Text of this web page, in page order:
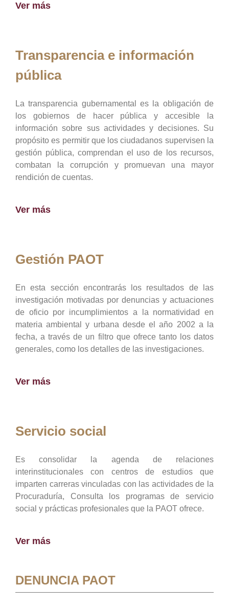
Ver más
Transparencia e información
pública
La transparencia gubernamental es la obligación de
los gobiernos de hacer pública y accesible la
información sobre sus actividades y decisiones. Su
propósito es permitir que los ciudadanos supervisen la
gestión pública, comprendan el uso de los recursos,
combatan la corrupción y promuevan una mayor
rendición de cuentas.
Ver más
Gestión PAOT
En esta sección encontrarás los resultados de las
investigación motivadas por denuncias y actuaciones
de oficio por incumplimientos a la normatividad en
materia ambiental y urbana desde el año 2002 a la
fecha, a través de un filtro que ofrece tanto los datos
generales, como los detalles de las investigaciones.
Ver más
Servicio social
Es consolidar la agenda de relaciones
interinstitucionales con centros de estudios que
imparten carreras vinculadas con las actividades de la
Procuraduría, Consulta los programas de servicio
social y prácticas profesionales que la PAOT ofrece.
Ver más
DENUNCIA PAOT